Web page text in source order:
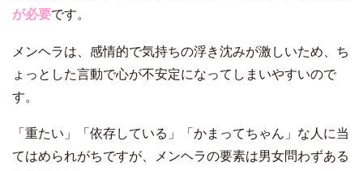
が必要です。
メンヘラは、感情的で気持ちの浮き沈みが激しいため、ち
ょっとした言動で心が不安定になってしまいやすいので
す。
「重たい」「依存している」「かまってちゃん」な人に当
てはめられがちですが、メンヘラの要素は男女問わずある